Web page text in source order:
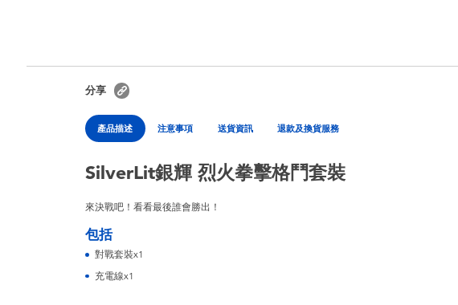
分享
產品描述 注意事項 送貨資訊 退款及換貨服務
SilverLit銀輝 烈火拳擊格鬥套裝
來決戰吧！看看最後誰會勝出！
包括
對戰套裝x1
充電線x1